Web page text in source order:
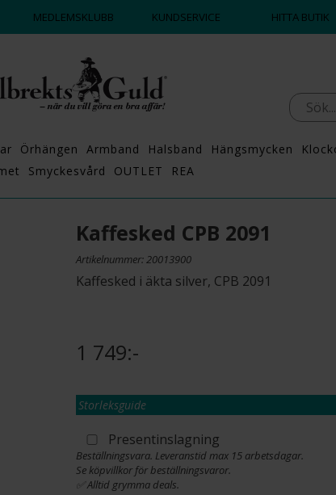
MEDLEMSKLUBB KUNDSERVICE HITTA BUTIK
Örhängen Armband Halsband Hängsmycken
Smyckesvård OUTLET REA
Kaffesked CPB 2091
Artikelnummer: 20013900
Kaffesked i äkta silver, CPB 2091
1 749:-
Storleksguide
Presentinslagning
Beställningsvara. Leveranstid max 15 arbetsdagar.
Se köpvillkor för beställningsvaror.
✅ Alltid grymma deals.